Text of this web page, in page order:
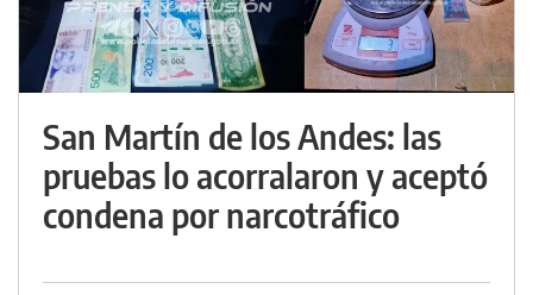
San Martín de los Andes: las
pruebas lo acorralaron y aceptó
condena por narcotráfico